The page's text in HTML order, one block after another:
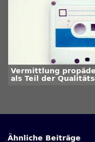
Vermittlung
als Teil der
Ähnliche Beiträge